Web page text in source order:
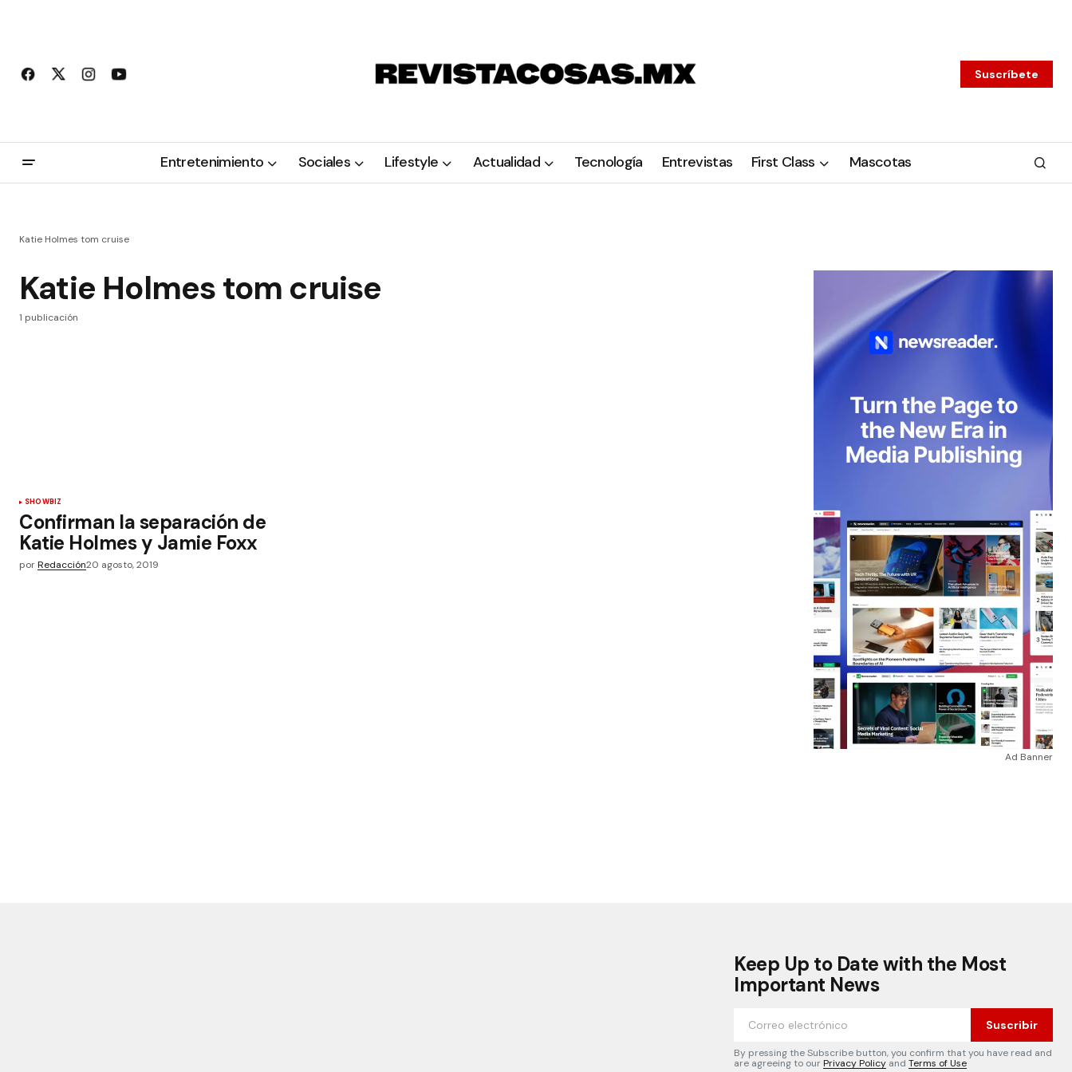
Suscríbete
Entretenimiento Sociales Lifestyle Actualidad Tecnología Entrevistas First Class Mascotas
Katie Holmes tom cruise
Katie Holmes tom cruise
1 publicación
SHOWBIZ
Confirman la separación de
Katie Holmes y Jamie Foxx
porRedacción20 agosto, 2019
Ad Banner
Keep Up to Date with the Most
Important News
Suscribir
By pressing the Subscribe button, you confirm that you have read and
are agreeing to ourPrivacy Policy and Terms of Use